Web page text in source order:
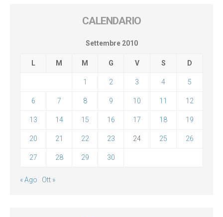
CALENDARIO
Settembre 2010
L M M G V S D
1 2 3 4 5
6 7 8 9 10 11 12
13 14 15 16 17 18 19
20 21 22 23 24 25 26
27 28 29 30
« Ago Ott »